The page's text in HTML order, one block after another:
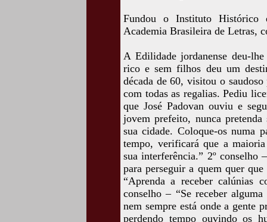
Fundou o Instituto Histórico
Academia Brasileira de Letras,
A Edilidade jordanense deu-
rico e sem filhos deu um
década de 60, visitou o
com todas as regalias. Pediu
que José Padovan ouviu e
jovem prefeito, nunca
sua cidade. Coloque-os numa
tempo, verificará que a
sua interferência.” 2º conselho
para perseguir a quem quer
“Aprenda a receber calúnias
conselho – “Se receber
nem sempre está onde a gente
perdendo tempo ouvindo os